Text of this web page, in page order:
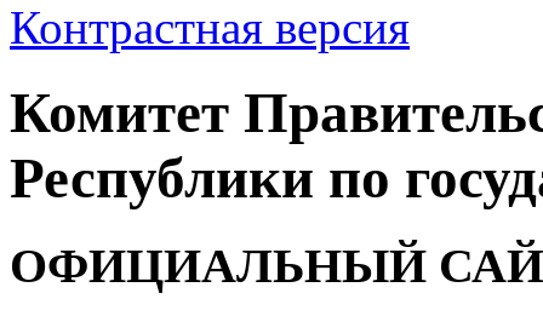
Контрастная версия
Комитет
Республики по
ОФИЦИАЛЬНЫЙ